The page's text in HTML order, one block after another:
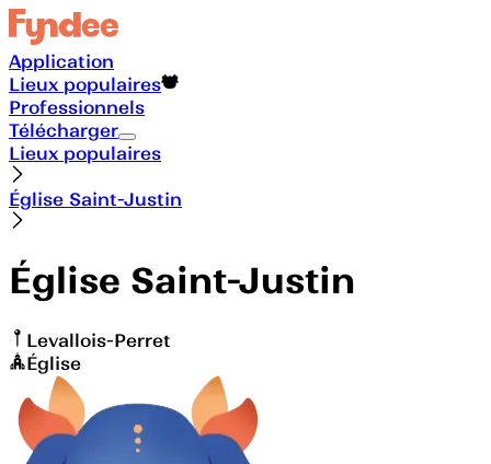
Application
Lieux populaires
Professionnels
Télécharger
Lieux populaires
Église Saint-Justin
Église Saint-Justin
Levallois-Perret
Église